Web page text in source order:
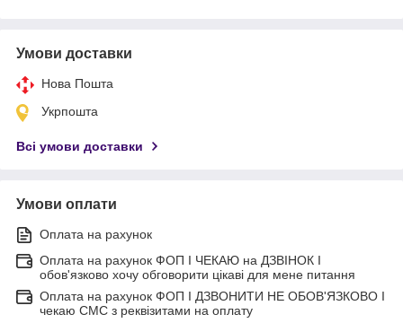
Умови доставки
Нова Пошта
Укрпошта
Всі умови доставки
Умови оплати
Оплата на рахунок
Оплата на рахунок ФОП I ЧЕКАЮ на ДЗВІНОК I
обов'язково хочу обговорити цікаві для мене питання
Оплата на рахунок ФОП I ДЗВОНИТИ НЕ ОБОВ'ЯЗКОВО I
чекаю СМС з реквізитами на оплату